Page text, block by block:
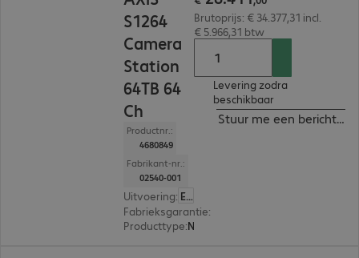
S1264
Camera
Station
64TB 64
Ch
Productnr.:
4680849
Fabrikant-nr.:
02540-001
Uitvoering: Europa
Fabrieksgarantie:
Producttype:
Brutoprijs: € 34.377,31 incl.
€ 5.966,31 btw
Levering zodra
beschikbaar
Stuur me een bericht